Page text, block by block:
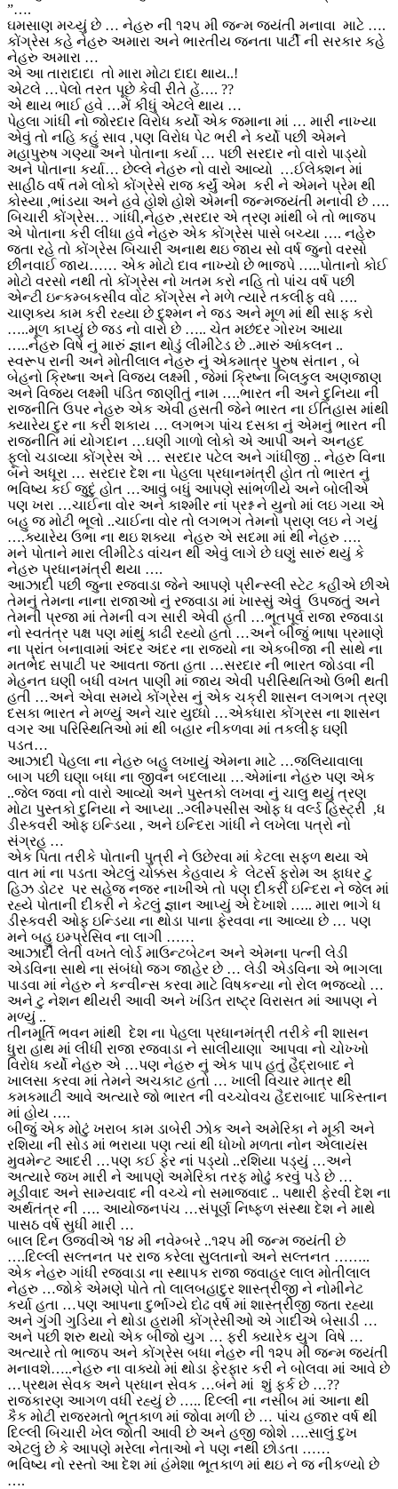
”….
ઘમસાણ મચ્યું છે … નેહરુ ની ૧૨૫ મી જન્મ જયંતી મનાવા માટે ….
કોંગ્રેસ કહે નેહરુ અમારા અને ભારતીય જનતા પાર્ટી ની સરકાર કહે
નેહરુ અમારા …
એ આ તારાદાદા તો મારા મોટા દાદા થાય..!
એટલે …પેલો તરત પૂછે કેવી રીતે હેં…. ??
એ થાય ભાઈ હવે …મેં કીધું એટલે થાય …
પેહલા ગાંધી નો જોરદાર વિરોધ કર્યો એક જમાના માં … મારી નાખ્યા
એવું તો નહિ કહું સાવ ,પણ વિરોધ પેટ ભરી ને કર્યો પછી એમને
મહાપુરુષ ગણ્યા અને પોતાના કર્યા … પછી સરદાર નો વારો પાડ્યો
અને પોતાના કર્યા… છેલ્લે નેહરુ નો વારો આવ્યો …ઈલેક્શન માં
સાહીઠ વર્ષ તમે લોકો કોંગ્રેસે રાજ કર્યું એમ કરી ને એમને પ્રેમ થી
કોસ્યા ,ભાંડયા અને હવે હોશે હોશે એમની જન્મજયંતી મનાવી છે ….
બિચારી કોંગ્રેસ… ગાંધી,નેહરુ ,સરદાર એ ત્રણ માંથી બે તો ભાજપ
એ પોતાના કરી લીધા હવે નેહરુ એક કોંગ્રેસ પાસે બચ્યા …. નહેરુ
જતા રહે તો કોંગ્રેસ બિચારી અનાથ થઇ જાય સો વર્ષ જુનો વરસો
છીનવાઈ જાય…… એક મોટો દાવ નાખ્યો છે ભાજપે …..પોતાનો કોઈ
મોટો વરસો નથી તો કોંગ્રેસ નો ખતમ કરો નહિ તો પાંચ વર્ષ પછી
એન્ટી ઇન્કમ્બકસીવ વોટ કોંગ્રેસ ને મળે ત્યારે તકલીફ વધે ….
ચાણક્ય કામ કરી રહ્યા છે દુશ્મન ને જડ અને મૂળ માં થી સાફ કરો
…..મૂળ કાપ્યું છે જડ નો વારો છે ….. ચેત મછંદર ગોરખ આયા
…..નેહરુ વિષે નું મારું જ્ઞાન થોડું લીમીટેડ છે ..મારું આંકલન ..
સ્વરૂપ રાની અને મોતીલાલ નેહરુ નું એકમાત્ર પુરુષ સંતાન , બે
બેહનો ક્રિષ્ના અને વિજય લક્ષ્મી , જેમાં ક્રિષ્ના બિલકુલ અણજાણ
અને વિજય લક્ષ્મી પંડિત જાણીતું નામ ….ભારત ની અને દુનિયા ની
રાજનીતિ ઉપર નેહરુ એક એવી હસતી જેને ભારત ના ઈતિહાસ માંથી
ક્યારેય દુર ના કરી શકાય … લગભગ પાંચ દસકા નું એમનું ભારત ની
રાજનીતિ માં યોગદાન …ઘણી ગાળો લોકો એ આપી અને અનહદ
ફૂલો ચડાવ્યા કોંગ્રેસ એ … સરદાર પટેલ અને ગાંધીજી .. નેહરુ વિના
બને અધૂરા … સરદાર દેશ ના પેહલા પ્રધાનમંત્રી હોત તો ભારત નું
ભવિષ્ય કઈ જુદું હોત …આવું બધું આપણે સાંભળીયે અને બોલીએ
પણ ખરા …ચાઈના વોર અને કાશ્મીર નાં પ્રશ્ન ને યુનો માં લઇ ગયા એ
બહુ જ મોટી ભૂલો ..ચાઈના વોર તો લગભગ તેમનો પ્રાણ લઇ ને ગયું
….ક્યારેય ઉભા ના થઇ શક્યા નેહરુ એ સદમા માં થી નેહરુ ….
મને પોતાને મારા લીમીટેડ વાંચન થી એવું લાગે છે ઘણું સારું થયું કે
નેહરુ પ્રધાનમંત્રી થયા ….
આઝાદી પછી જુના રજવાડા જેને આપણે પ્રીન્સ્લી સ્ટેટ કહીએ છીએ
તેમનું તેમના નાના રાજાઓ નું રજવાડા માં ખાસ્સું એવું ઉપજતું અને
તેમની પ્રજા માં તેમની વગ સારી એવી હતી …ભૂતપૂર્વ રાજા રજવાડા
નો સ્વતંત્ર પક્ષ પણ માંથું કાઢી રહ્યો હતો …અને બીજું ભાષા પ્રમાણે
ના પ્રાંત બનાવામાં અંદર અંદર ના રાજ્યો ના એકબીજા ની સાથે ના
મતભેદ સપાટી પર આવતા જતા હતા …સરદાર ની ભારત જોડવા ની
મેહનત ઘણી બધી વખત પાણી માં જાય એવી પરીસ્થિતિઓ ઉભી થતી
હતી …અને એવા સમયે કોંગ્રેસ નું એક ચક્રી શાસન લગભગ ત્રણ
દસકા ભારત ને મળ્યું અને ચાર યુધ્ધો …એકધારા કોંગ્રસ ના શાસન
વગર આ પરિસ્થિતિઓ માં થી બહાર નીકળવા માં તકલીફ ઘણી
પડત…
આઝાદી પેહલા ના નેહરુ બહુ લખાયું એમના માટે …જલિયાવાલા
બાગ પછી ઘણા બધા ના જીવન બદલાયા …એમાંના નેહરુ પણ એક
..જેલ જવા નો વારો આવ્યો અને પુસ્તકો લખવા નું ચાલુ થયું ત્રણ
મોટા પુસ્તકો દુનિયા ને આપ્યા ..ગ્લીમ્પસીસ ઓફ ધ વર્લ્ડ હિસ્ટ્રી ,ધ
ડીસ્કવરી ઓફ ઇન્ડિયા , અને ઇન્દિરા ગાંધી ને લખેલા પત્રો નો
સંગ્રહ …
એક પિતા તરીકે પોતાની પુત્રી ને ઉછેરવા માં કેટલા સફળ થયા એ
વાત માં ના પડતા એટલું ચોક્કસ કેહવાય કે લેટર્સ ફ્રોમ અ ફાધર ટુ
હિઝ ડોટર પર સહેજ નજર નાખીએ તો પણ દીકરી ઇન્દિરા ને જેલ માં
રહ્યે પોતાની દીકરી ને કેટલું જ્ઞાન આપ્યું એ દેખાશે ….. મારા ભાગે ધ
ડીસ્કવરી ઓફ ઇન્ડિયા ના થોડા પાના ફેરવવા ના આવ્યા છે … પણ
મને બહુ ઇમ્પ્રેસિવ ના લાગી ……
આઝાદી લેતી વખતે લોર્ડ માઉન્ટબેટન અને એમના પત્ની લેડી
એડવિના સાથે ના સંબંધો જગ જાહેર છે … લેડી એડવિના એ ભાગલા
પાડવા માં નેહરુ ને કન્વીન્સ કરવા માટે વિષકન્યા નો રોલ ભજવ્યો …
અને ટુ નેશન થીયરી આવી અને ખંડિત રાષ્ટ્ર વિરાસત માં આપણ ને
મળ્યું ..
તીનમૂર્તિ ભવન માંથી દેશ ના પેહલા પ્રધાનમંત્રી તરીકે ની શાસન
ધુરા હાથ માં લીધી રાજા રજવાડા ને સાલીયાણા આપવા નો ચોખ્ખો
વિરોધ કર્યો નેહરુ એ …પણ નેહરુ નું એક પાપ હતું હૈદ્રાબાદ ને
ખાલસા કરવા માં તેમને અચકાટ હતો … ખાલી વિચાર માત્ર થી
કમકમાટી આવે અત્યારે જો ભારત ની વચ્ચોવચ હૈદરાબાદ પાકિસ્તાન
માં હોય ….
બીજું એક મોટું ખરાબ કામ ડાબેરી ઝોક અને અમેરિકા ને મૂકી અને
રશિયા ની સોડ માં ભરાયા પણ ત્યાં થી ધોખો મળતા નોન એલાયંસ
મુવમેન્ટ આદરી …પણ કઈ ફેર નાં પડ્યો ..રશિયા પડ્યું …અને
અત્યારે જખ મારી ને આપણે અમેરિકા તરફ મોઢું કરવું પડે છે …
મૂડીવાદ અને સામ્યવાદ ની વચ્ચે નો સમાજવાદ .. પથારી ફેરવી દેશ ના
અર્થતંત્ર ની …. આયોજનપંચ …સંપૂર્ણ નિષ્ફળ સંસ્થા દેશ ને માથે
પાસઠ વર્ષ સુધી મારી …
બાલ દિન ઉજવીએ ૧૪ મી નવેમ્બરે ..૧૨૫ મી જન્મ જયંતી છે
….દિલ્લી સલ્તનત પર રાજ કરેલા સુલતાનો અને સલ્તનત ……..
એક નેહરુ ગાંધી રજવાડા ના સ્થાપક રાજા જવાહર લાલ મોતીલાલ
નેહરુ …જોકે એમણે પોતે તો લાલબહાદુર શાસ્ત્રીજી ને નોમીનેટ
કર્યા હતા …પણ આપના દુર્ભાગ્યે દોઢ વર્ષ માં શાસ્ત્રીજી જતા રહ્યા
અને ગુંગી ગુડિયા ને થોડા હરામી કોંગ્રેસીઓ એ ગાદીએ બેસાડી …
અને પછી શરુ થયો એક બીજો યુગ … ફરી ક્યારેક યુગ વિષે …
અત્યારે તો ભાજપ અને કોંગ્રેસ બધા નેહરુ ની ૧૨૫ મી જન્મ જયંતી
મનાવશે…..નેહરુ ના વાક્યો માં થોડા ફેરફાર કરી ને બોલવા માં આવે છે
…પ્રથમ સેવક અને પ્રધાન સેવક …બંને માં શું ફર્ક છે …??
રાજકારણ આગળ વધી રહ્યું છે ….. દિલ્લી ના નસીબ માં આના થી
કૈક મોટી રાજરમતો ભૂતકાળ માં જોવા મળી છે … પાંચ હજાર વર્ષ થી
દિલ્લી બિચારી ખેલ જોતી આવી છે અને હજી જોશે ….સાલું દુખ
એટલું છે કે આપણે મરેલા નેતાઓ ને પણ નથી છોડતા ……
ભવિષ્ય નો રસ્તો આ દેશ માં હંમેશા ભૂતકાળ માં થઇ ને જ નીકળ્યો છે
….